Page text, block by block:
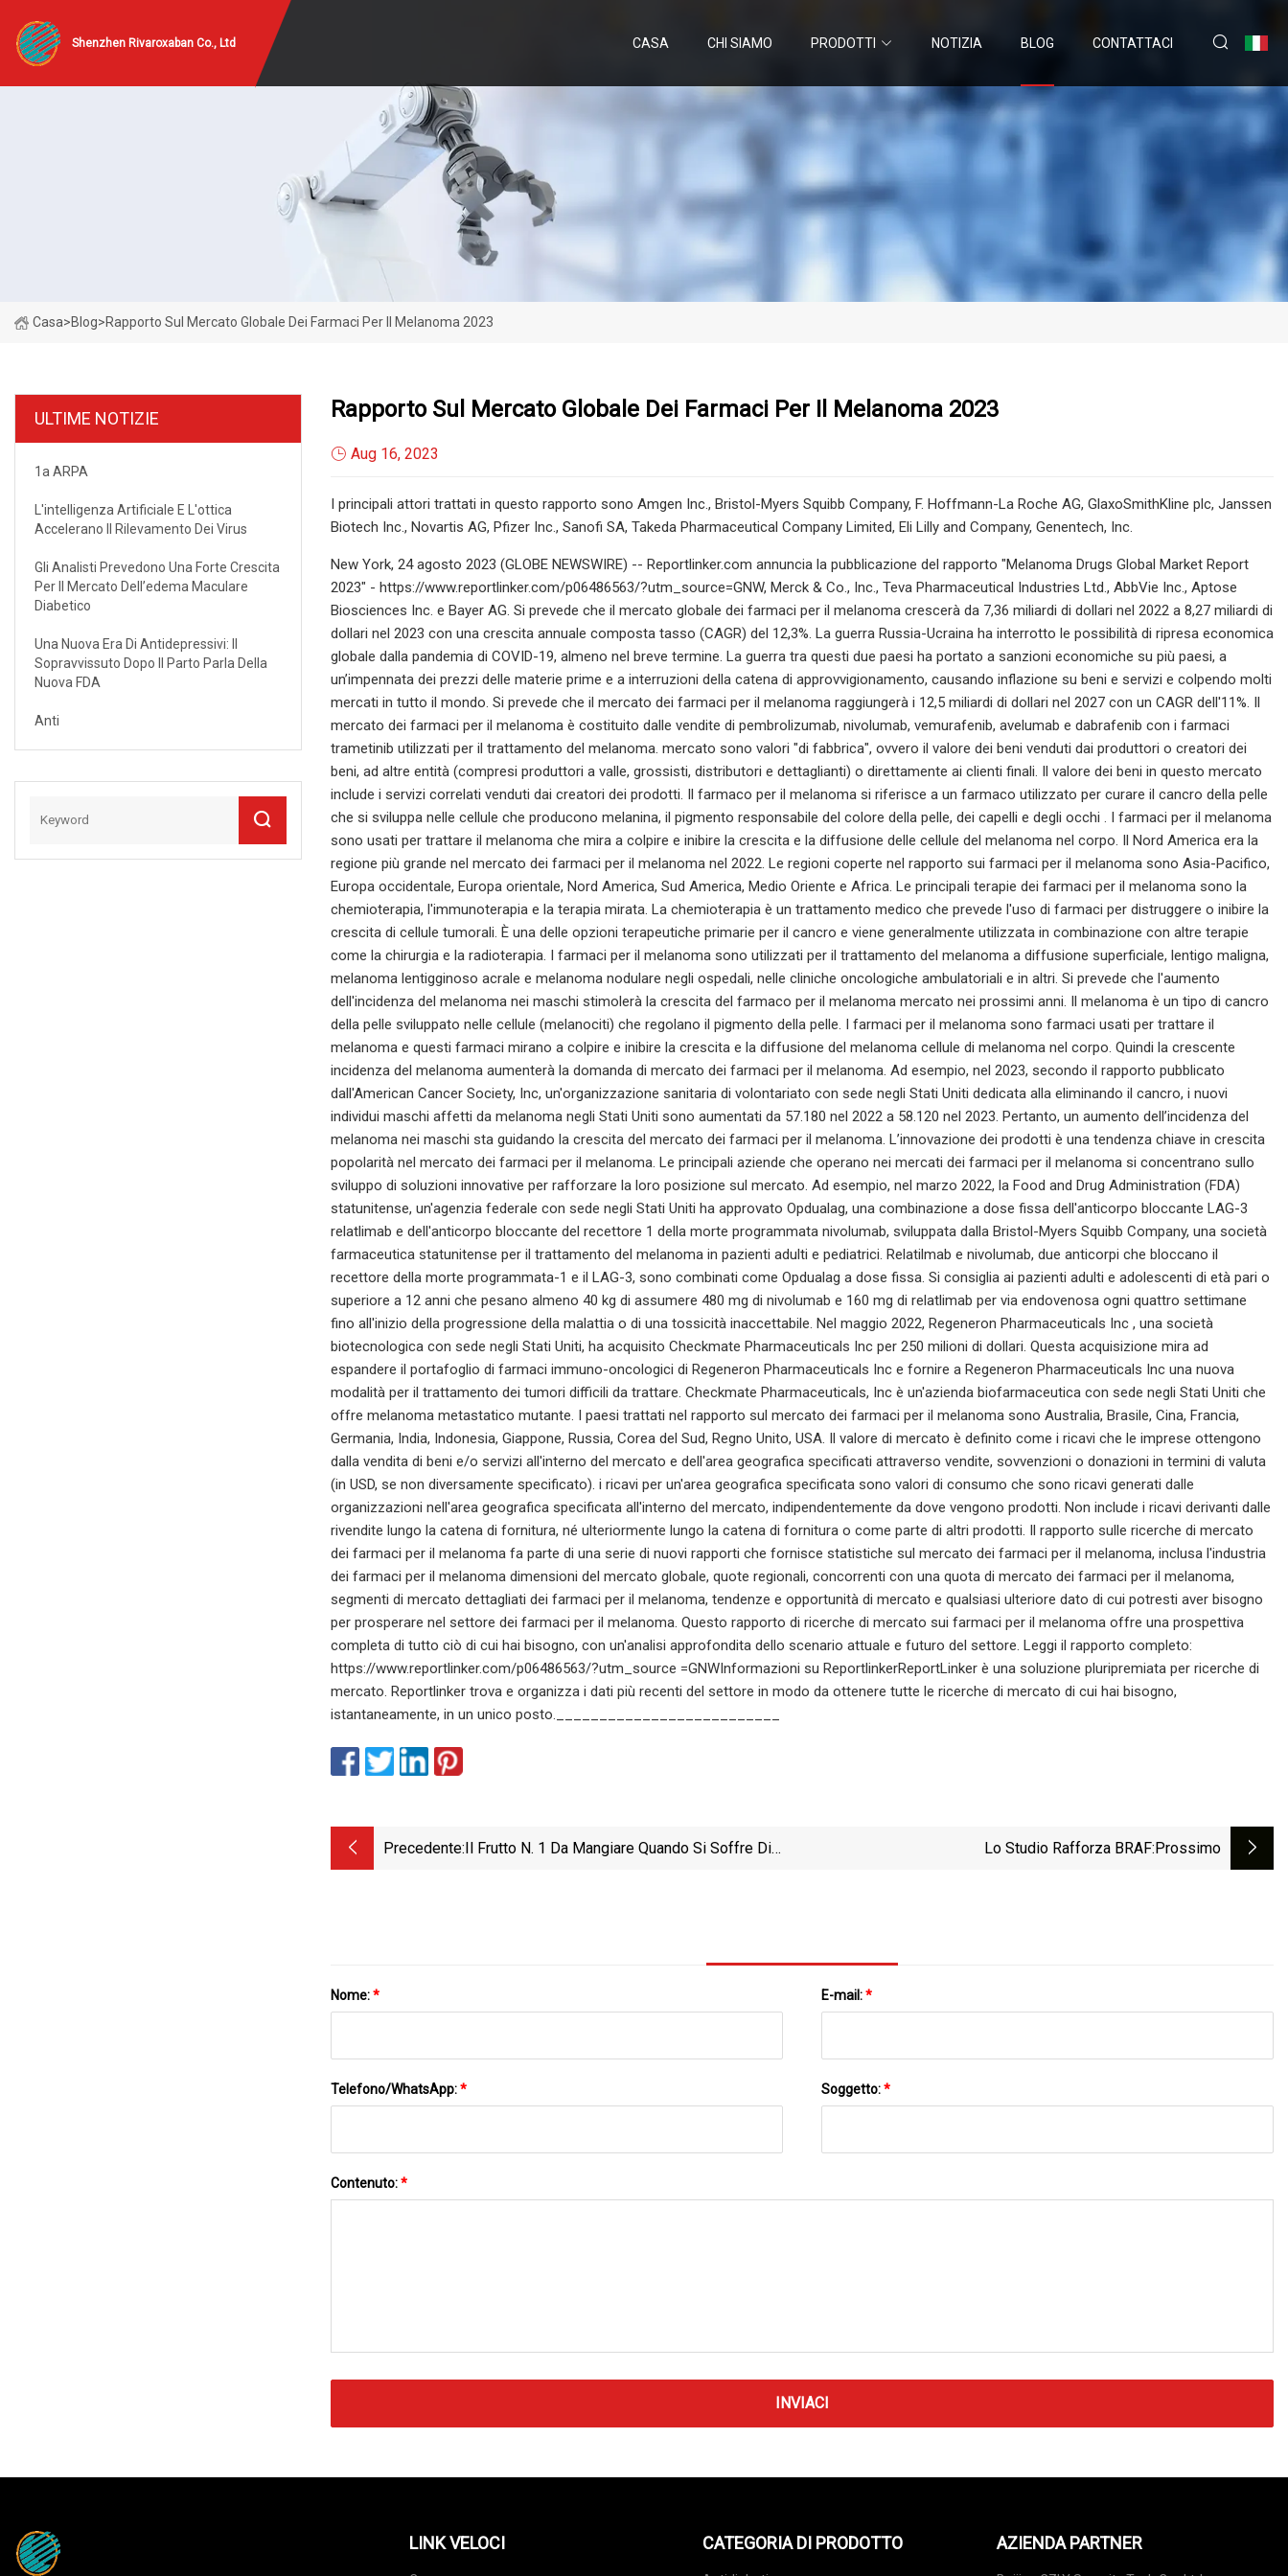
Shenzhen Rivaroxaban Co., Ltd CASA CHI SIAMO PRODOTTI NOTIZIA BLOG CONTATTACI
Casa>Blog>Rapporto Sul Mercato Globale Dei Farmaci Per Il Melanoma 2023
ULTIME NOTIZIE
1a ARPA
L'intelligenza Artificiale E L'ottica
Accelerano Il Rilevamento Dei Virus
Gli Analisti Prevedono Una Forte Crescita
Per Il Mercato Dell’edema Maculare
Diabetico
Una Nuova Era Di Antidepressivi: Il
Sopravvissuto Dopo Il Parto Parla Della
Nuova FDA
Anti
Rapporto Sul Mercato Globale Dei Farmaci Per Il Melanoma 2023
Aug 16, 2023
I principali attori trattati in questo rapporto sono Amgen Inc., Bristol-Myers Squibb Company, F. Hoffmann-La Roche AG, GlaxoSmithKline plc, Janssen
Biotech Inc., Novartis AG, Pfizer Inc., Sanofi SA, Takeda Pharmaceutical Company Limited, Eli Lilly and Company, Genentech, Inc.
New York, 24 agosto 2023 (GLOBE NEWSWIRE) -- Reportlinker.com annuncia la pubblicazione del rapporto "Melanoma Drugs Global Market Report
2023" - https://www.reportlinker.com/p06486563/?utm_source=GNW, Merck & Co., Inc., Teva Pharmaceutical Industries Ltd., AbbVie Inc., Aptose
Biosciences Inc. e Bayer AG. Si prevede che il mercato globale dei farmaci per il melanoma crescerà da 7,36 miliardi di dollari nel 2022 a 8,27 miliardi di
dollari nel 2023 con una crescita annuale composta tasso (CAGR) del 12,3%. La guerra Russia-Ucraina ha interrotto le possibilità di ripresa economica
globale dalla pandemia di COVID-19, almeno nel breve termine. La guerra tra questi due paesi ha portato a sanzioni economiche su più paesi, a
un’impennata dei prezzi delle materie prime e a interruzioni della catena di approvvigionamento, causando inflazione su beni e servizi e colpendo molti
mercati in tutto il mondo. Si prevede che il mercato dei farmaci per il melanoma raggiungerà i 12,5 miliardi di dollari nel 2027 con un CAGR dell'11%. Il
mercato dei farmaci per il melanoma è costituito dalle vendite di pembrolizumab, nivolumab, vemurafenib, avelumab e dabrafenib con i farmaci
trametinib utilizzati per il trattamento del melanoma. mercato sono valori "di fabbrica", ovvero il valore dei beni venduti dai produttori o creatori dei
beni, ad altre entità (compresi produttori a valle, grossisti, distributori e dettaglianti) o direttamente ai clienti finali. Il valore dei beni in questo mercato
include i servizi correlati venduti dai creatori dei prodotti. Il farmaco per il melanoma si riferisce a un farmaco utilizzato per curare il cancro della pelle
che si sviluppa nelle cellule che producono melanina, il pigmento responsabile del colore della pelle, dei capelli e degli occhi . I farmaci per il melanoma
sono usati per trattare il melanoma che mira a colpire e inibire la crescita e la diffusione delle cellule del melanoma nel corpo. Il Nord America era la
regione più grande nel mercato dei farmaci per il melanoma nel 2022. Le regioni coperte nel rapporto sui farmaci per il melanoma sono Asia-Pacifico,
Europa occidentale, Europa orientale, Nord America, Sud America, Medio Oriente e Africa. Le principali terapie dei farmaci per il melanoma sono la
chemioterapia, l'immunoterapia e la terapia mirata. La chemioterapia è un trattamento medico che prevede l'uso di farmaci per distruggere o inibire la
crescita di cellule tumorali. È una delle opzioni terapeutiche primarie per il cancro e viene generalmente utilizzata in combinazione con altre terapie
come la chirurgia e la radioterapia. I farmaci per il melanoma sono utilizzati per il trattamento del melanoma a diffusione superficiale, lentigo maligna,
melanoma lentigginoso acrale e melanoma nodulare negli ospedali, nelle cliniche oncologiche ambulatoriali e in altri. Si prevede che l'aumento
dell'incidenza del melanoma nei maschi stimolerà la crescita del farmaco per il melanoma mercato nei prossimi anni. Il melanoma è un tipo di cancro
della pelle sviluppato nelle cellule (melanociti) che regolano il pigmento della pelle. I farmaci per il melanoma sono farmaci usati per trattare il
melanoma e questi farmaci mirano a colpire e inibire la crescita e la diffusione del melanoma cellule di melanoma nel corpo. Quindi la crescente
incidenza del melanoma aumenterà la domanda di mercato dei farmaci per il melanoma. Ad esempio, nel 2023, secondo il rapporto pubblicato
dall'American Cancer Society, Inc, un'organizzazione sanitaria di volontariato con sede negli Stati Uniti dedicata alla eliminando il cancro, i nuovi
individui maschi affetti da melanoma negli Stati Uniti sono aumentati da 57.180 nel 2022 a 58.120 nel 2023. Pertanto, un aumento dell’incidenza del
melanoma nei maschi sta guidando la crescita del mercato dei farmaci per il melanoma. L’innovazione dei prodotti è una tendenza chiave in crescita
popolarità nel mercato dei farmaci per il melanoma. Le principali aziende che operano nei mercati dei farmaci per il melanoma si concentrano sullo
sviluppo di soluzioni innovative per rafforzare la loro posizione sul mercato. Ad esempio, nel marzo 2022, la Food and Drug Administration (FDA)
statunitense, un'agenzia federale con sede negli Stati Uniti ha approvato Opdualag, una combinazione a dose fissa dell'anticorpo bloccante LAG-3
relatlimab e dell'anticorpo bloccante del recettore 1 della morte programmata nivolumab, sviluppata dalla Bristol-Myers Squibb Company, una società
farmaceutica statunitense per il trattamento del melanoma in pazienti adulti e pediatrici. Relatilmab e nivolumab, due anticorpi che bloccano il
recettore della morte programmata-1 e il LAG-3, sono combinati come Opdualag a dose fissa. Si consiglia ai pazienti adulti e adolescenti di età pari o
superiore a 12 anni che pesano almeno 40 kg di assumere 480 mg di nivolumab e 160 mg di relatlimab per via endovenosa ogni quattro settimane
fino all'inizio della progressione della malattia o di una tossicità inaccettabile. Nel maggio 2022, Regeneron Pharmaceuticals Inc , una società
biotecnologica con sede negli Stati Uniti, ha acquisito Checkmate Pharmaceuticals Inc per 250 milioni di dollari. Questa acquisizione mira ad
espandere il portafoglio di farmaci immuno-oncologici di Regeneron Pharmaceuticals Inc e fornire a Regeneron Pharmaceuticals Inc una nuova
modalità per il trattamento dei tumori difficili da trattare. Checkmate Pharmaceuticals, Inc è un'azienda biofarmaceutica con sede negli Stati Uniti che
offre melanoma metastatico mutante. I paesi trattati nel rapporto sul mercato dei farmaci per il melanoma sono Australia, Brasile, Cina, Francia,
Germania, India, Indonesia, Giappone, Russia, Corea del Sud, Regno Unito, USA. Il valore di mercato è definito come i ricavi che le imprese ottengono
dalla vendita di beni e/o servizi all'interno del mercato e dell'area geografica specificati attraverso vendite, sovvenzioni o donazioni in termini di valuta
(in USD, se non diversamente specificato). i ricavi per un'area geografica specificata sono valori di consumo che sono ricavi generati dalle
organizzazioni nell'area geografica specificata all'interno del mercato, indipendentemente da dove vengono prodotti. Non include i ricavi derivanti dalle
rivendite lungo la catena di fornitura, né ulteriormente lungo la catena di fornitura o come parte di altri prodotti. Il rapporto sulle ricerche di mercato
dei farmaci per il melanoma fa parte di una serie di nuovi rapporti che fornisce statistiche sul mercato dei farmaci per il melanoma, inclusa l'industria
dei farmaci per il melanoma dimensioni del mercato globale, quote regionali, concorrenti con una quota di mercato dei farmaci per il melanoma,
segmenti di mercato dettagliati dei farmaci per il melanoma, tendenze e opportunità di mercato e qualsiasi ulteriore dato di cui potresti aver bisogno
per prosperare nel settore dei farmaci per il melanoma. Questo rapporto di ricerche di mercato sui farmaci per il melanoma offre una prospettiva
completa di tutto ciò di cui hai bisogno, con un'analisi approfondita dello scenario attuale e futuro del settore. Leggi il rapporto completo:
https://www.reportlinker.com/p06486563/?utm_source =GNWInformazioni su ReportlinkerReportLinker è una soluzione pluripremiata per ricerche di
mercato. Reportlinker trova e organizza i dati più recenti del settore in modo da ottenere tutte le ricerche di mercato di cui hai bisogno,
istantaneamente, in un unico posto.__________________________
Precedente:Il Frutto N. 1 Da Mangiare Quando Si Soffre Di
Lo Studio Rafforza BRAF:Prossimo
Nome:* E-mail:*
Telefono/WhatsApp:* Soggetto:*
Contenuto:*
INVIACI
LINK VELOCI CATEGORIA DI PRODOTTO AZIENDA PARTNER